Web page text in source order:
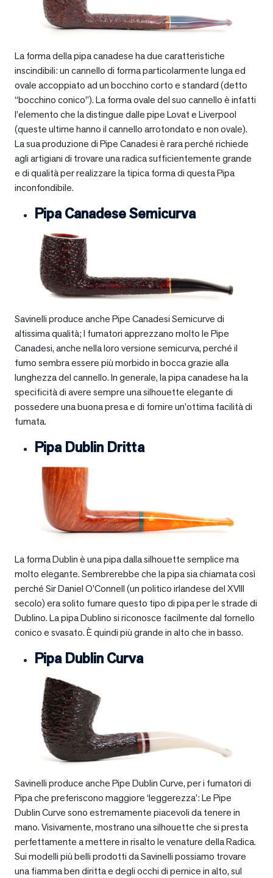
La forma della pipa canadese ha due caratteristiche
inscindibili: un cannello di forma particolarmente lunga ed
ovale accoppiato ad un bocchino corto e standard (detto
“bocchino conico”). La forma ovale del suo cannello è infatti
l’elemento che la distingue dalle pipe Lovat e Liverpool
(queste ultime hanno il cannello arrotondato e non ovale).
La sua produzione di Pipe Canadesi è rara perché richiede
agli artigiani di trovare una radica sufficientemente grande
e di qualità per realizzare la tipica forma di questa Pipa
inconfondibile.
Pipa Canadese Semicurva
Savinelli produce anche Pipe Canadesi Semicurve di
altissima qualità; I fumatori apprezzano molto le Pipe
Canadesi, anche nella loro versione semicurva, perché il
fumo sembra essere più morbido in bocca grazie alla
lunghezza del cannello. In generale, la pipa canadese ha la
specificità di avere sempre una silhouette elegante di
possedere una buona presa e di fornire un’ottima facilità di
fumata.
Pipa Dublin Dritta
La forma Dublin è una pipa dalla silhouette semplice ma
molto elegante. Sembrerebbe che la pipa sia chiamata così
perché Sir Daniel O’Connell (un politico irlandese del XVIII
secolo) era solito fumare questo tipo di pipa per le strade di
Dublino. La pipa Dublino si riconosce facilmente dal fornello
conico e svasato. È quindi più grande in alto che in basso.
Pipa Dublin Curva
Savinelli produce anche Pipe Dublin Curve, per i fumatori di
Pipa che preferiscono maggiore ‘leggerezza’: Le Pipe
Dublin Curve sono estremamente piacevoli da tenere in
mano. Visivamente, mostrano una silhouette che si presta
perfettamente a mettere in risalto le venature della Radica.
Sui modelli più belli prodotti da Savinelli possiamo trovare
una fiamma ben diritta e degli occhi di pernice in alto, sul